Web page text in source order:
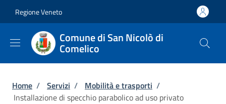
Regione Veneto
Comune di San Nicolò di
Comelico
Briciole di pane
Home / Servizi / Mobilità e trasporti /
Installazione di specchio parabolico ad uso privato